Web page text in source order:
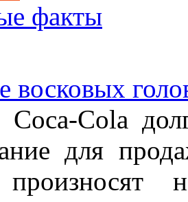
факты
восковых
Cola
для